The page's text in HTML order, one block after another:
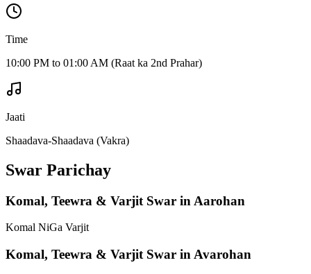
Time
10:00 PM to 01:00 AM (Raat ka 2nd Prahar)
Jaati
Shaadava-Shaadava (Vakra)
Swar Parichay
Komal, Teewra & Varjit Swar in Aarohan
Komal NiGa Varjit
Komal, Teewra & Varjit Swar in Avarohan